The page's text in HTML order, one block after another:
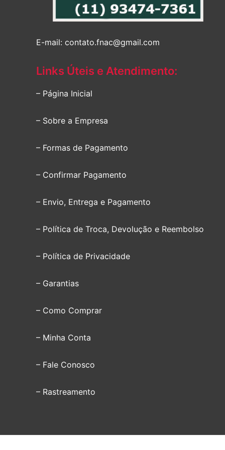
E-mail: contato.fnac@gmail.com
Links Úteis e Atendimento:
– Página Inicial
– Sobre a Empresa
– Formas de Pagamento
– Confirmar Pagamento
– Envio, Entrega e Pagamento
– Política de Troca, Devolução e Reembolso
– Política de Privacidade
– Garantias
– Como Comprar
– Minha Conta
– Fale Conosco
– Rastreamento